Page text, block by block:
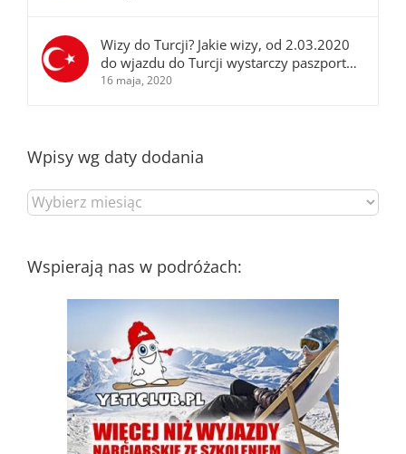
Wizy do Turcji? Jakie wizy, od 2.03.2020
do wjazdu do Turcji wystarczy paszport…
16 maja, 2020
Wpisy wg daty dodania
Wpisy
wg
Wspierają nas w podróżach: